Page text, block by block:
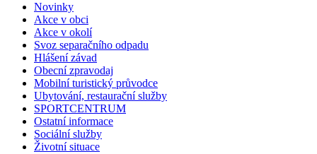
Novinky
Akce v obci
Akce v okolí
Svoz separačního odpadu
Hlášení závad
Obecní zpravodaj
Mobilní turistický průvodce
Ubytování, restaurační služby
SPORTCENTRUM
Ostatní informace
Sociální služby
Životní situace